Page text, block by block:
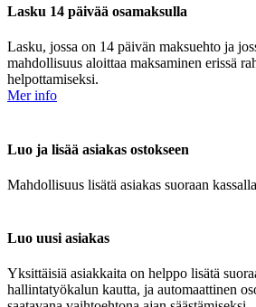
Lasku 14 päivää osamaksulla
Lasku, jossa on 14 päivän maksuehto ja
mahdollisuus aloittaa maksaminen erissä
helpottamiseksi.
Mer info
Luo ja lisää asiakas ostokseen
Mahdollisuus lisätä asiakas suoraan
Luo uusi asiakas
Yksittäisiä asiakkaita on helppo lisätä
hallintatyökalun kautta, ja automaattinen